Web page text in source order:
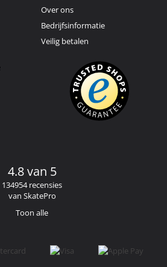
Over ons
Bedrijfsinformatie
Veilig betalen
4.8 van 5
134954 recensies
van SkatePro
Toon alle